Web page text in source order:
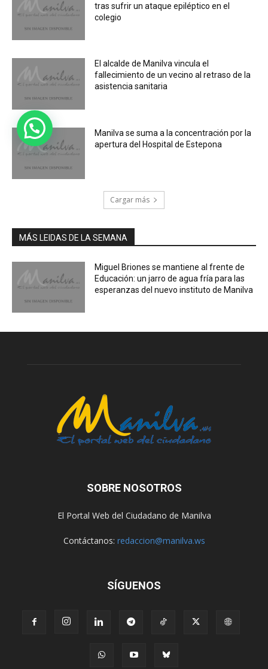
tras sufrir un ataque epiléptico en el
colegio
El alcalde de Manilva vincula el
fallecimiento de un vecino al retraso de la
asistencia sanitaria
Manilva se suma a la concentración por la
apertura del Hospital de Estepona
Cargar más
MÁS LEIDAS DE LA SEMANA
Miguel Briones se mantiene al frente de
Educación: un jarro de agua fría para las
esperanzas del nuevo instituto de Manilva
SOBRE NOSOTROS
El Portal Web del Ciudadano de Manilva
Contáctanos: redaccion@manilva.ws
SÍGUENOS